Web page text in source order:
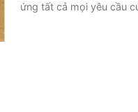
ứng tất cả mọi yêu cầu